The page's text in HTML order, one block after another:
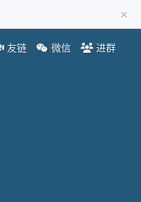
×
友链 微信 进群